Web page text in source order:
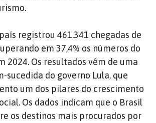
registrou 461.341 chegadas de
em 37,4% os números do
2024. Os resultados vêm de uma
sucedida do governo Lula, que
um dos pilares do crescimento
Os dados indicam que o Brasil
os destinos mais procurados por